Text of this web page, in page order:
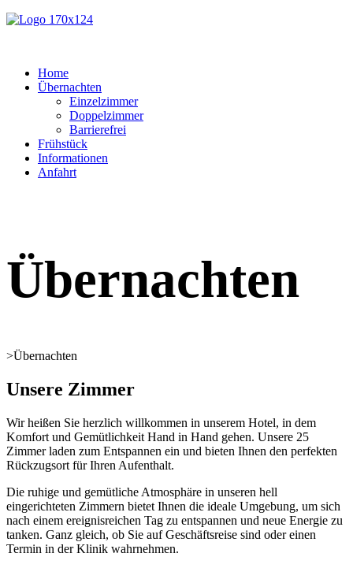
Home
Übernachten
Einzelzimmer
Doppelzimmer
Barrierefrei
Frühstück
Informationen
Anfahrt
Übernachten
>Übernachten
Unsere Zimmer
Wir heißen Sie herzlich willkommen in unserem Hotel, in dem
Komfort und Gemütlichkeit Hand in Hand gehen. Unsere 25
Zimmer laden zum Entspannen ein und bieten Ihnen den perfekten
Rückzugsort für Ihren Aufenthalt.
Die ruhige und gemütliche Atmosphäre in unseren hell
eingerichteten Zimmern bietet Ihnen die ideale Umgebung, um sich
nach einem ereignisreichen Tag zu entspannen und neue Energie zu
tanken. Ganz gleich, ob Sie auf Geschäftsreise sind oder einen
Termin in der Klinik wahrnehmen.